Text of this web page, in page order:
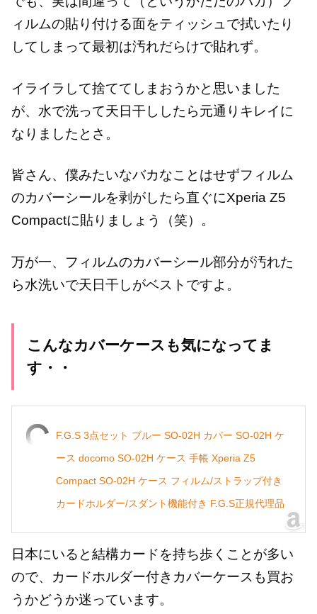
ィルムの貼り付ける面をティッシュで拭いたり
してしまって最初は汚れだらけで貼れず。
イライラして捨ててしまおうかと思いました
が、水で洗って天日干ししたら元通りキレイに
なりましたとさ。
皆さん、僕みたいなバカなことはせずフィルム
のカバーシールを剥がしたら直ぐにXperia Z5
Compactに貼りましょう（笑）。
万が一、フィルムのカバーシール部分が汚れた
ら水洗いで天日干しがベストですよ。
こんなカバーケースも気になってま
す・・
F.G.S 3点セット ブルー SO-02H カバー SO-02H ケ
ース docomo SO-02H ケース 手帳 Xperia Z5
Compact SO-02H ケース フィルム/ストラップ付き
カードホルダー/スダント機能付き F.G.S正規代理品
日本にいると結構カードを持ち歩くことが多い
ので、カードホルダー付きカバーケースも買お
うかどうか迷っています。